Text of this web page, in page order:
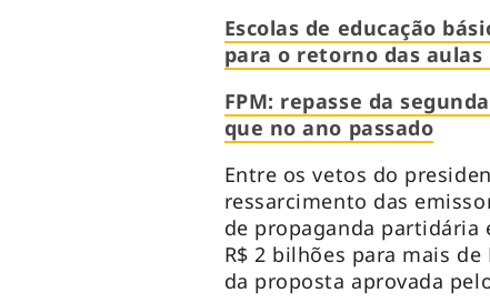
Escolas de educação
para o retorno das aulas
FPM: repasse da
que no ano passado
Entre os vetos do
ressarcimento das
de propaganda partidária
R$ 2 bilhões para mais
da proposta aprovada